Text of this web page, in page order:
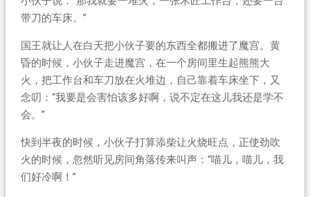
带刀的车床。”
国王就让人在白天把小伙子要的东西全都搬进了魔宫。黄
昏的时候，小伙子走进魔宫，在一个房间里生起熊熊大
火，把工作台和车刀放在火堆边，自己靠着车床坐下，又
念叨：“我要是会害怕该多好啊，说不定在这儿我还是学不
会。”
快到半夜的时候，小伙子打算添柴让火烧旺点，正使劲吹
火的时候，忽然听见房间角落传来叫声：“喵儿，喵儿，我
们好冷啊！”